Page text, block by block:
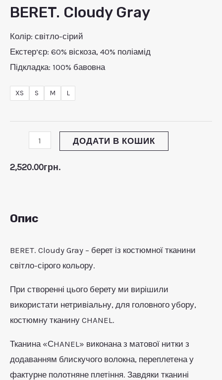
BERET. Cloudy Gray
Колір: світло-сірий
Екстер’єр: 60% віскоза, 40% поліамід
Підкладка: 100% бавовна
XS S M L
BERET.
Gray
кількість
ДОДАТИ В КОШИК
2,520.00грн.
Опис
BERET. Cloudy Gray – берет із костюмної тканини
світло-сірого кольору.
При створенні цього берету ми вирішили
використати нетривіальну, для головного убору,
костюмну тканину CHANEL.
Тканина «СHANEL» виконана з матової нитки з
додаванням блискучого волокна, переплетена у
фактурне полотняне плетіння. Завдяки тканині